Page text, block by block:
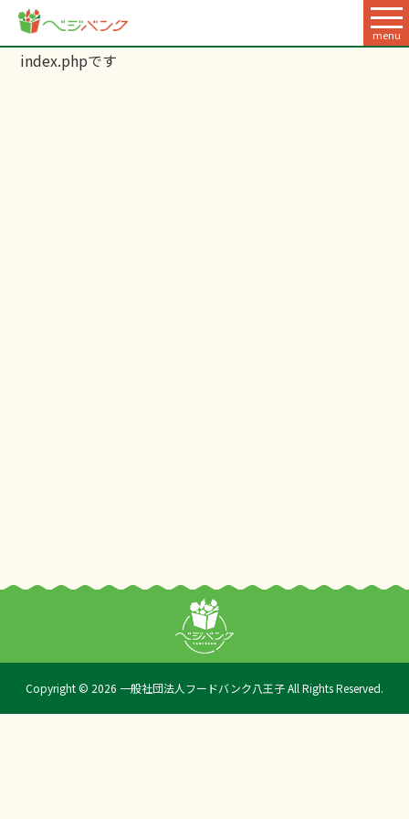
menu
index.phpです
Copyright © 2026 一般社団法人フードバンク八王子 All Rights Reserved.